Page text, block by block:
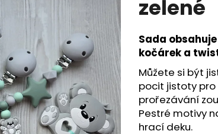
z
hvězdiček.
zelené
Sada
kočárek a
Můžete si být
pocit jistoty pro
prořezávání
Pestré motivy
hrací deku.
Doporučujeme